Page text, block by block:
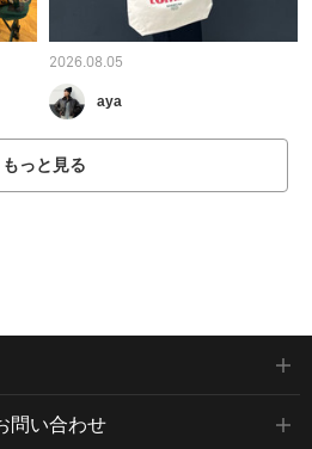
2026.08.05
aya
もっと見る
問い合わせ